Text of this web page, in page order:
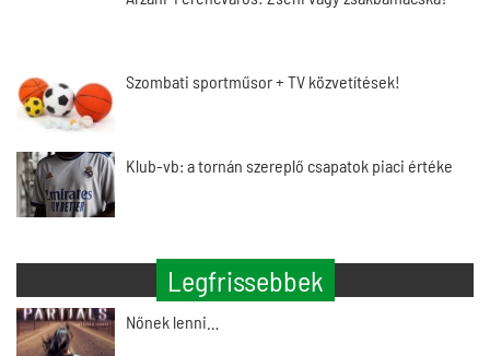
Szombati sportműsor + TV közvetítések!
Klub-vb: a tornán szereplő csapatok piaci értéke
Legfrissebbek
Nőnek lenni…